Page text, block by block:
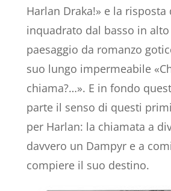
Harlan Draka!» e la risposta
inquadrato dal basso in
paesaggio da romanzo
suo lungo impermeabile
chiama?…». E in fondo
parte il senso di questi
per Harlan: la chiamata a
davvero un Dampyr e a
compiere il suo destino.